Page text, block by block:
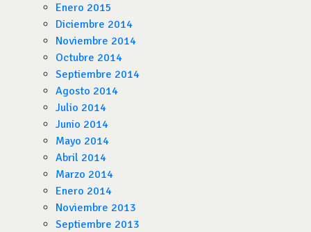
Enero 2015
Diciembre 2014
Noviembre 2014
Octubre 2014
Septiembre 2014
Agosto 2014
Julio 2014
Junio 2014
Mayo 2014
Abril 2014
Marzo 2014
Enero 2014
Noviembre 2013
Septiembre 2013